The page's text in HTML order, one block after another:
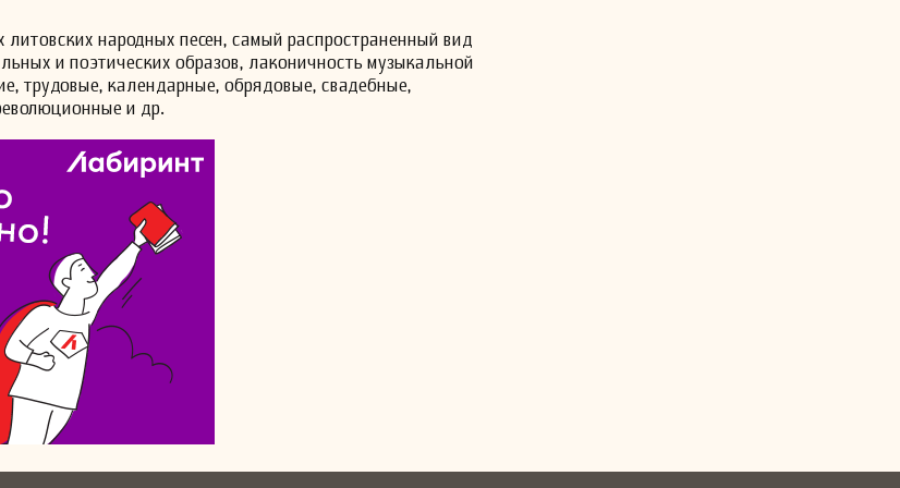
народных песен, самый распространенный вид
и поэтических образов, лаконичность музыкальной
трудовые, календарные, обрядовые, свадебные,
и др.